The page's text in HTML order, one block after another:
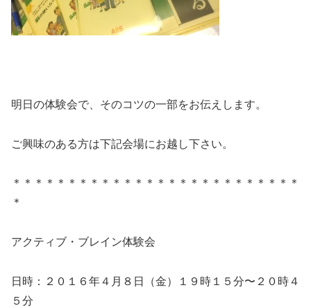
明日の体験会で、そのコツの一部をお伝えします。
ご興味のある方は下記会場にお越し下さい。
＊＊＊＊＊＊＊＊＊＊＊＊＊＊＊＊＊＊＊＊＊＊＊＊＊＊
＊
アクティブ・ブレイン体験会
日時：２０１６年４月８日（金）１９時１５分〜２０時４
５分